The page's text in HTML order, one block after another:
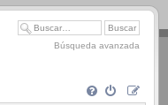
Búsqueda avanzada